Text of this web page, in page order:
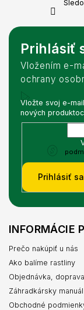
Prihlásiť
Vložením e-
ochrany
Vložte svoj e-
nových
Prihlásiť sa
INFORMÁCIE
Prečo nakúpiť u nás
Ako balíme rastliny
Objednávka,
Záhradkársky manuál
Obchodné